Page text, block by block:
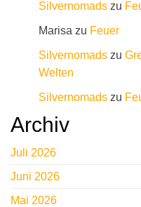
Silvernomads zu
Marisa zu Feuer
Silvernomads zu
Welten
Silvernomads zu
Archiv
Juli 2026
Juni 2026
Mai 2026